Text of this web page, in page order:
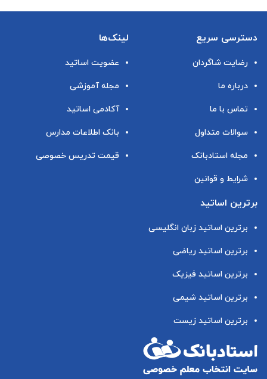
دسترسی سریع
رضایت شاگردان
درباره ما
تماس با ما
سوالات متداول
مجله استادبانک
شرایط و قوانین
لینک‌ها
عضویت اساتید
مجله آموزشی
آکادمی اساتید
بانک اطلاعات مدارس
قیمت تدریس خصوصی
برترین اساتید
برترین اساتید زبان انگلیسی
برترین اساتید ریاضی
برترین اساتید فیزیک
برترین اساتید شیمی
برترین اساتید زیست